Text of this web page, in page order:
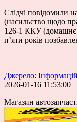
Слідчі повідомили
(насильство щодо
126-1 ККУ (домашнє
п’яти років
Джерело:
2026-01-16 11:53:00
Магазин